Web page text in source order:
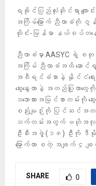
ရခိုင်ပြည်လုံးဆိုင်ရာ ကျေ
အကြိမ်မြောက် ညီလာခံကို
ထိုင်း-မြန်မာ နယ်စပ်တန
ညီလာခံမှာ AASYC ရဲ့
အကြိမ် ညီလာခံအထိ ဆော
အစီရင်ခံစာနဲ့ နိုင်ငံရေ
ဆွေးနွေးတာနဲ့ အတည်ပြုတာတွ
သဘောထားအမြင်စာတမ်းကို
စည်းမျဉ်းကို ပြင်ဆင်
သက်တမ်းအတွက် ဗဟိုအလု
ဦးစီးအဖွဲ့ (၁၈) ဦးကို ဒီ
မြောက်တာ စတဲ့ အချက် ၄
SHARE 0